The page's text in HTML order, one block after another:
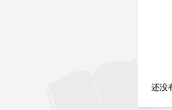
还没